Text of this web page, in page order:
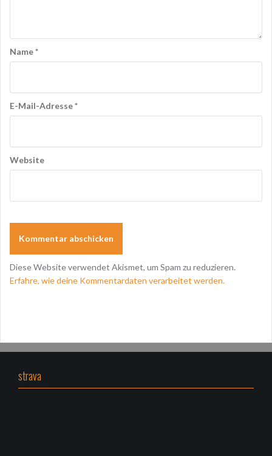
Name*
E-Mail-Adresse*
Website
Diese Website verwendet Akismet, um Spam zu reduzieren.
Erfahre, wie deine Kommentardaten verarbeitet werden.
strava